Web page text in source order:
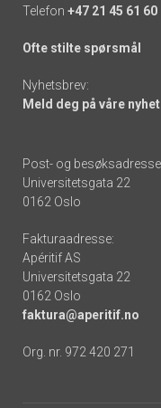
Telefon +47 21 45 61 60
Ofte stilte spørsmål
Nyhetsbrev:
Meld deg på våre
Post- og
Universitetsgata 22
0162 Oslo
Fakturaadresse:
Apéritif AS
Universitetsgata 22
0162 Oslo
faktura@aperitif.no
Org. nr. 972 420 271